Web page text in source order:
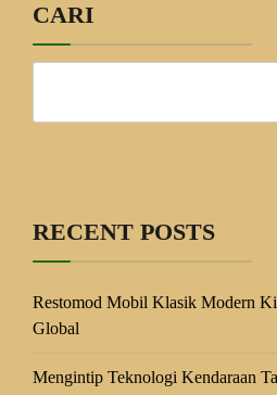
CARI
RECENT POSTS
Restomod Mobil Klasik Modern
Global
Mengintip Teknologi Kendaraan